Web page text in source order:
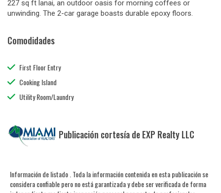
227 sq ft lanai, an outdoor oasis for morning coffees or
unwinding. The 2-car garage boasts durable epoxy floors.
Comodidades
First Floor Entry
Cooking Island
Utility Room/Laundry
Publicación cortesía de EXP Realty LLC
Información de listado . Toda la información contenida en esta publicación se
considera confiable pero no está garantizada y debe ser verificada de forma